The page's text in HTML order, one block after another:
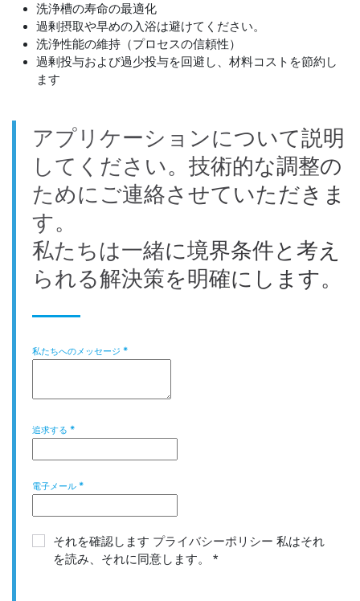
洗浄槽の寿命の最適化
過剰摂取や早めの入浴は避けてください。
洗浄性能の維持（プロセスの信頼性）
過剰投与および過少投与を回避し、材料コストを節約し
ます
アプリケーションについて説明
してください。技術的な調整の
ためにご連絡させていただきま
す。
私たちは一緒に境界条件と考え
られる解決策を明確にします。
私たちへのメッセージ *
追求する *
電子メール *
それを確認します プライバシーポリシー 私はそれ
を読み、それに同意します。 *